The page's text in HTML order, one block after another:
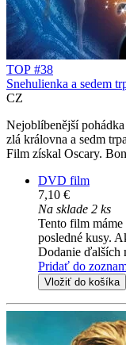
TOP #38
Snehulienka a sedem
CZ
Nejoblíbenější
zlá královna a sedm
Film získal Oscary.
DVD film
7,10 €
Na sklade 2 ks
Tento film máme
posledné kusy.
Dodanie ďalších
Pridať do
Vložiť do košíka